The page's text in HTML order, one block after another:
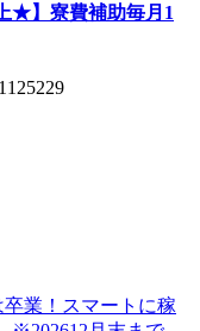
★】寮費補助毎月1